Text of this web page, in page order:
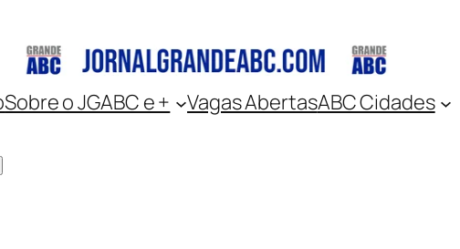
Sobre o JGABC e + Vagas AbertasABC Cidades